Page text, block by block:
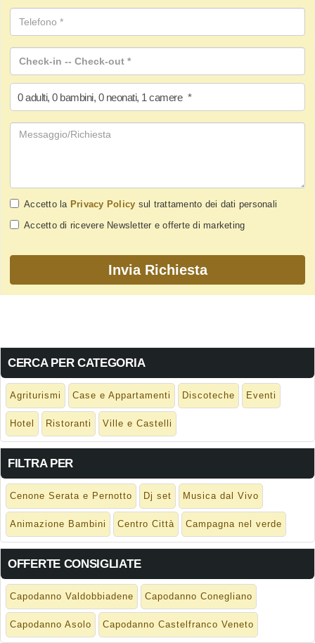
0 adulti, 0 bambini, 0 neonati, 1 camere *
Accetto la Privacy Policy sul trattamento dei dati personali
Accetto di ricevere Newsletter e offerte di marketing
CERCA PER CATEGORIA
Agriturismi Case e Appartamenti Discoteche Eventi
Hotel Ristoranti Ville e Castelli
FILTRA PER
Cenone Serata e Pernotto Dj set Musica dal Vivo
Animazione Bambini Centro Città Campagna nel verde
OFFERTE CONSIGLIATE
Capodanno Valdobbiadene Capodanno Conegliano
Capodanno Asolo Capodanno Castelfranco Veneto